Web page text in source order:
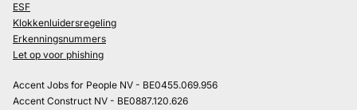
ESF
Klokkenluidersregeling
Erkenningsnummers
Let op voor phishing
Accent Jobs for People NV - BE0455.069.956
Accent Construct NV - BE0887.120.626